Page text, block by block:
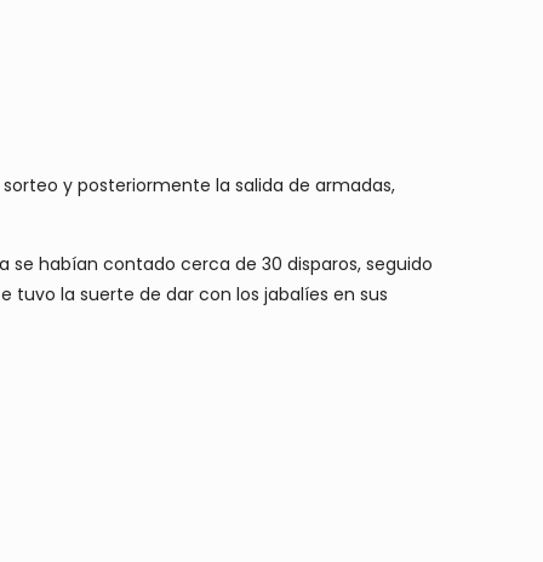
y posteriormente la salida de armadas,
se habían contado cerca de 30 disparos, seguido
tuvo la suerte de dar con los jabalíes en sus